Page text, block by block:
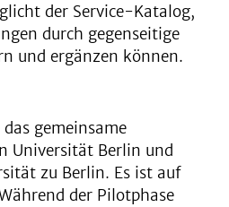
der Service-Katalog,
durch gegenseitige
und ergänzen können.
gemeinsame
Universität Berlin und
zu Berlin. Es ist auf
der Pilotphase